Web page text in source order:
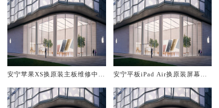
安宁苹果XS换原装主板维修中心
安宁平板iPad Air换原装屏幕服